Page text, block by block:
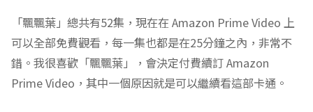
「飄飄葉」總共有52集，現在在 Amazon Prime Video 上
可以全部免費觀看，每一集也都是在25分鐘之內，非常不
錯。我很喜歡「飄飄葉」，會決定付費續訂 Amazon
Prime Video，其中一個原因就是可以繼續看這部卡通。